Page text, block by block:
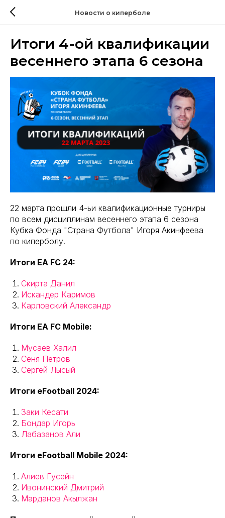
Новости о киперболе
Итоги 4-ой квалификации
весеннего этапа 6 сезона
22 марта прошли 4-ьи квалификационные турниры
по всем дисциплинам весеннего этапа 6 сезона
Кубка Фонда "Страна Футбола" Игоря Акинфеева
по киперболу.
Итоги EA FC 24:
Скирта Данил
Искандер Каримов
Карловский Александр
Итоги EA FC Mobile:
Мусаев Халил
Сеня Петров
Сергей Лысый
Итоги eFootball 2024:
Заки Кесати
Бондар Игорь
Лабазанов Али
Итоги eFootball Mobile 2024:
Алиев Гусейн
Ивонинский Дмитрий
Марданов Акылжан